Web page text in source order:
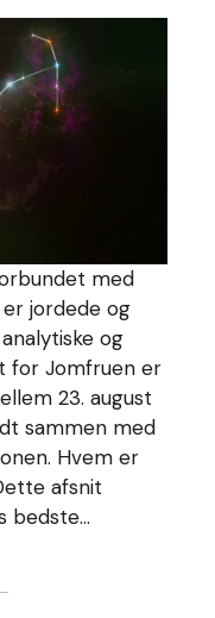
med
jordede og
og
for Jomfruen er
23. august
sammen med
Hvem er
afsnit
bedste…